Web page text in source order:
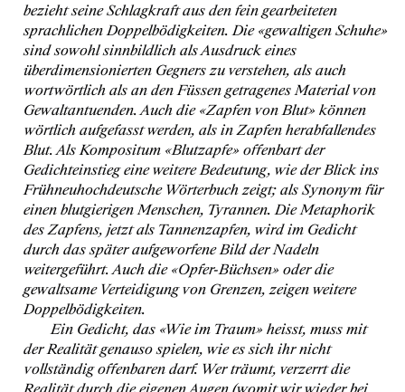
bezieht seine Schlagkraft aus den fein gearbeiteten
sprachlichen Doppelbödigkeiten. Die «gewaltigen Schuhe»
sind sowohl sinnbildlich als Ausdruck eines
überdimensionierten Gegners zu verstehen, als auch
wortwörtlich als an den Füssen getragenes Material von
Gewaltantuenden. Auch die «Zapfen von Blut» können
wörtlich aufgefasst werden, als in Zapfen herabfallendes
Blut. Als Kompositum «Blutzapfe» offenbart der
Gedichteinstieg eine weitere Bedeutung, wie der Blick ins
Frühneuhochdeutsche Wörterbuch zeigt; als Synonym für
einen blutgierigen Menschen, Tyrannen. Die Metaphorik
des Zapfens, jetzt als Tannenzapfen, wird im Gedicht
durch das später aufgeworfene Bild der Nadeln
weitergeführt. Auch die «Opfer-Büchsen» oder die
gewaltsame Verteidigung von Grenzen, zeigen weitere
Doppelbödigkeiten.
Ein Gedicht, das «Wie im Traum» heisst, muss mit
der Realität genauso spielen, wie es sich ihr nicht
vollständig offenbaren darf. Wer träumt, verzerrt die
Realität durch die eigenen Augen (womit wir wieder bei